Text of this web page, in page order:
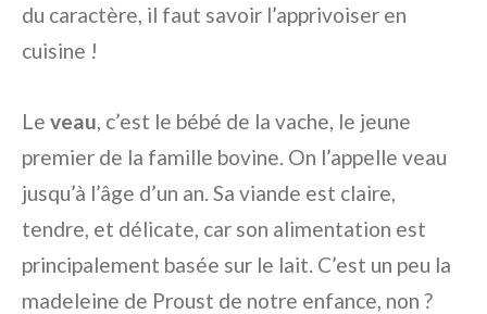
du caractère, il faut savoir l’apprivoiser en
cuisine !
Le veau, c’est le bébé de la vache, le jeune
premier de la famille bovine. On l’appelle veau
jusqu’à l’âge d’un an. Sa viande est claire,
tendre, et délicate, car son alimentation est
principalement basée sur le lait. C’est un peu la
madeleine de Proust de notre enfance, non ?